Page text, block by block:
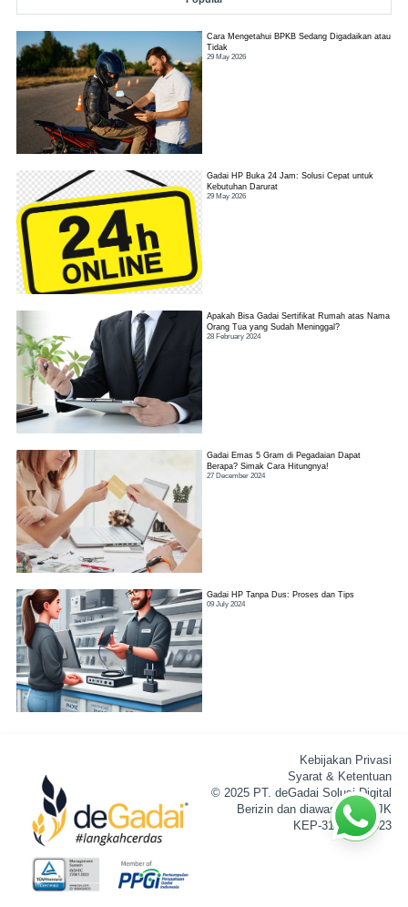
Cara Mengetahui BPKB Sedang Digadaikan atau
Tidak
29 May 2026
Gadai HP Buka 24 Jam: Solusi Cepat untuk
Kebutuhan Darurat
29 May 2026
Apakah Bisa Gadai Sertifikat Rumah atas Nama
Orang Tua yang Sudah Meninggal?
28 February 2024
Gadai Emas 5 Gram di Pegadaian Dapat
Berapa? Simak Cara Hitungnya!
27 December 2024
Gadai HP Tanpa Dus: Proses dan Tips
09 July 2024
Kebijakan Privasi
Syarat & Ketentuan
© 2025 PT. deGadai Solusi Digital
Berizin dan diawasi oleh OJK
KEP-31/D.05/2023